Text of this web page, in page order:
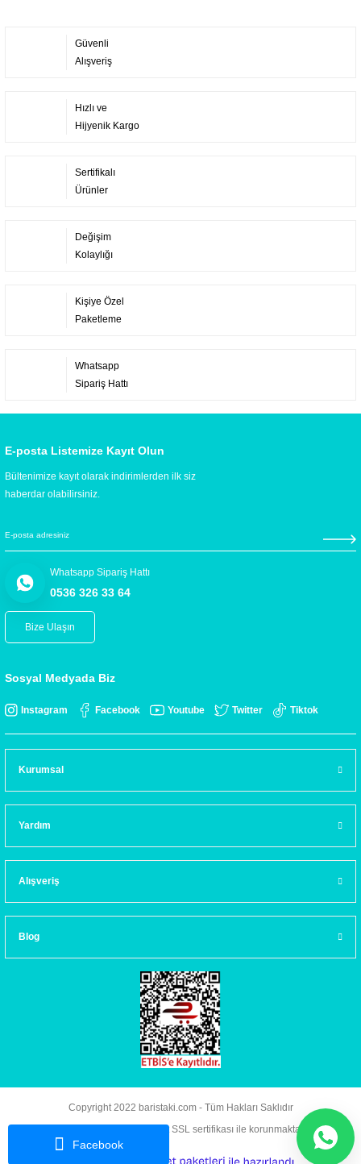
Facebook
Güvenli
Alışveriş
Hızlı ve
Hijyenik Kargo
Sertifikalı
Ürünler
Değişim
Kolaylığı
Kişiye Özel
Paketleme
Whatsapp
Sipariş Hattı
E-posta Listemize Kayıt Olun
Bültenimize kayıt olarak indirimlerden ilk siz
haberdar olabilirsiniz.
Whatsapp Sipariş Hattı
0536 326 33 64
Bize Ulaşın
Sosyal Medyada Biz
Instagram Facebook Youtube Twitter Tiktok
Kurumsal
Yardım
Alışveriş
Blog
Copyright 2022 baristaki.com - Tüm Hakları Saklıdır
Kredi kartı bilgileriniz 256bit SSL sertifikası ile korunmaktadır.
e- ile